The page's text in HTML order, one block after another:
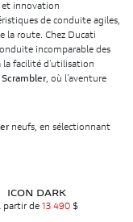
innovation
de conduite agiles,
la route. Chez Ducati
incomparable des
facilité d’utilisation
Scrambler, où l’aventure
neufs, en sélectionnant
ICON DARK
partir de13 490 $